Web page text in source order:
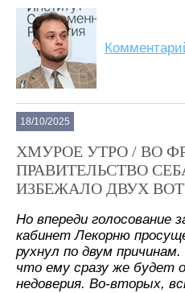
18/10/2025
ХМУРОЕ УТРО / ВО
ПРАВИТЕЛЬСТВО
ИЗБЕЖАЛО ДВУХ
Но впереди голосование
кабинет Лекорню
рухнул по двум
что ему сразу же будет
недоверия. Во-вторых,